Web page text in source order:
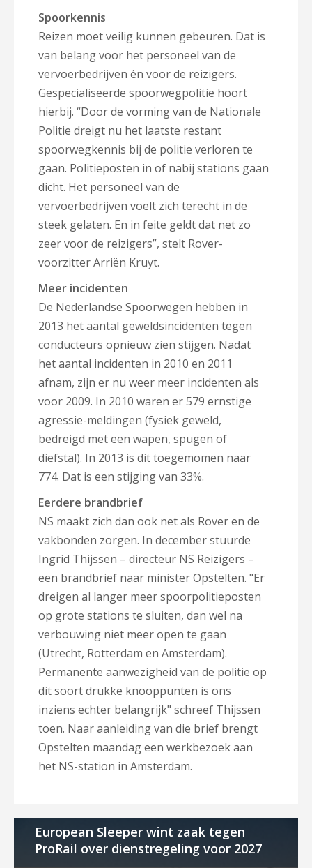
Spoorkennis
Reizen moet veilig kunnen gebeuren. Dat is
van belang voor het personeel van de
vervoerbedrijven én voor de reizigers.
Gespecialiseerde spoorwegpolitie hoort
hierbij. “Door de vorming van de Nationale
Politie dreigt nu het laatste restant
spoorwegkennis bij de politie verloren te
gaan. Politieposten in of nabij stations gaan
dicht. Het personeel van de
vervoerbedrijven voelt zich terecht in de
steek gelaten. En in feite geldt dat net zo
zeer voor de reizigers”, stelt Rover-
voorzitter Arriën Kruyt.
Meer incidenten
De Nederlandse Spoorwegen hebben in
2013 het aantal geweldsincidenten tegen
conducteurs opnieuw zien stijgen. Nadat
het aantal incidenten in 2010 en 2011
afnam, zijn er nu weer meer incidenten als
voor 2009. In 2010 waren er 579 ernstige
agressie-meldingen (fysiek geweld,
bedreigd met een wapen, spugen of
diefstal). In 2013 is dit toegemomen naar
774. Dat is een stijging van 33%.
Eerdere brandbrief
NS maakt zich dan ook net als Rover en de
vakbonden zorgen. In december stuurde
Ingrid Thijssen – directeur NS Reizigers –
een brandbrief naar minister Opstelten. "Er
dreigen al langer meer spoorpolitieposten
op grote stations te sluiten, dan wel na
verbouwing niet meer open te gaan
(Utrecht, Rotterdam en Amsterdam).
Permanente aanwezigheid van de politie op
dit soort drukke knooppunten is ons
inziens echter belangrijk" schreef Thijssen
toen. Naar aanleiding van die brief brengt
Opstelten maandag een werkbezoek aan
het NS-station in Amsterdam.
European Sleeper wint zaak tegen
ProRail over dienstregeling voor 2027